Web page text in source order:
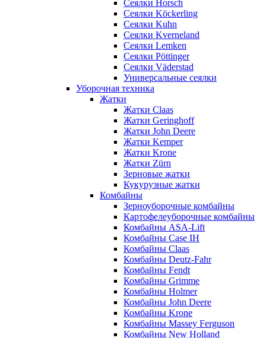
Сеялки Horsch
Сеялки Köckerling
Сеялки Kuhn
Сеялки Kverneland
Сеялки Lemken
Сеялки Pöttinger
Сеялки Väderstad
Универсальные сеялки
Уборочная техника
Жатки
Жатки Claas
Жатки Geringhoff
Жатки John Deere
Жатки Kemper
Жатки Krone
Жатки Zürn
Зерновые жатки
Кукурузные жатки
Комбайны
Зерноуборочные комбайны
Картофелеуборочные комбайны
Комбайны ASA-Lift
Комбайны Case IH
Комбайны Claas
Комбайны Deutz-Fahr
Комбайны Fendt
Комбайны Grimme
Комбайны Holmer
Комбайны John Deere
Комбайны Krone
Комбайны Massey Ferguson
Комбайны New Holland